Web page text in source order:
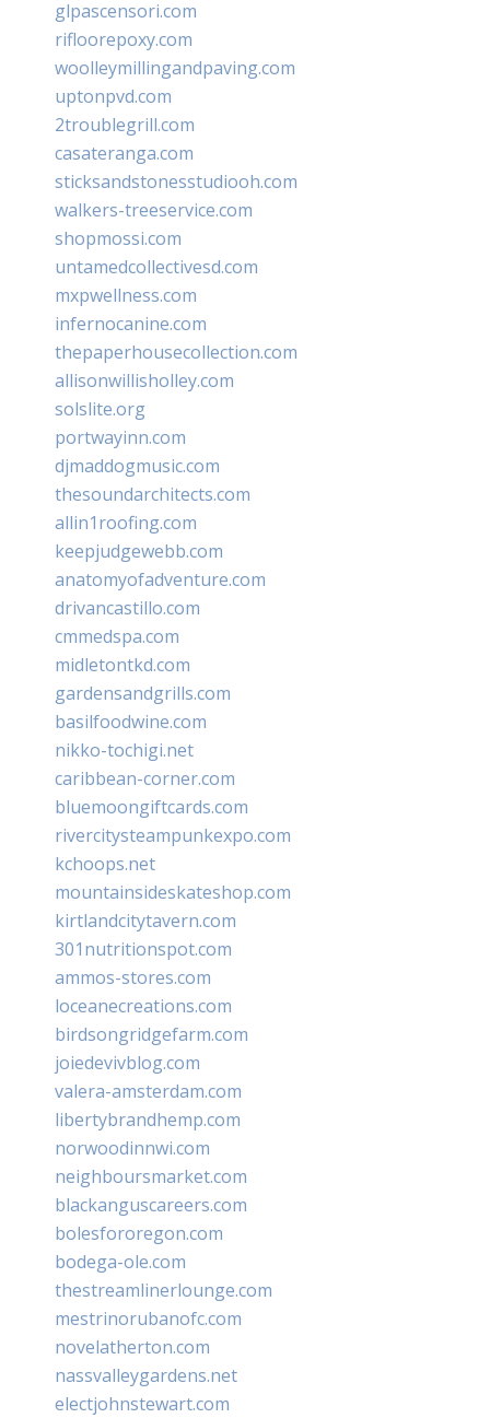
glpascensori.com
rifloorepoxy.com
woolleymillingandpaving.com
uptonpvd.com
2troublegrill.com
casateranga.com
sticksandstonesstudiooh.com
walkers-treeservice.com
shopmossi.com
untamedcollectivesd.com
mxpwellness.com
infernocanine.com
thepaperhousecollection.com
allisonwillisholley.com
solslite.org
portwayinn.com
djmaddogmusic.com
thesoundarchitects.com
allin1roofing.com
keepjudgewebb.com
anatomyofadventure.com
drivancastillo.com
cmmedspa.com
midletontkd.com
gardensandgrills.com
basilfoodwine.com
nikko-tochigi.net
caribbean-corner.com
bluemoongiftcards.com
rivercitysteampunkexpo.com
kchoops.net
mountainsideskateshop.com
kirtlandcitytavern.com
301nutritionspot.com
ammos-stores.com
loceanecreations.com
birdsongridgefarm.com
joiedevivblog.com
valera-amsterdam.com
libertybrandhemp.com
norwoodinnwi.com
neighboursmarket.com
blackanguscareers.com
bolesfororegon.com
bodega-ole.com
thestreamlinerlounge.com
mestrinorubanofc.com
novelatherton.com
nassvalleygardens.net
electjohnstewart.com